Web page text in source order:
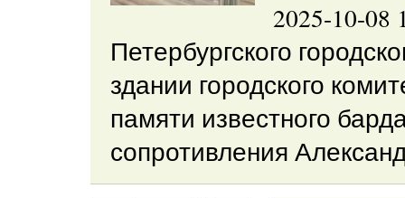
2025-10-
Петербургского
здании городского
памяти известного
сопротивления